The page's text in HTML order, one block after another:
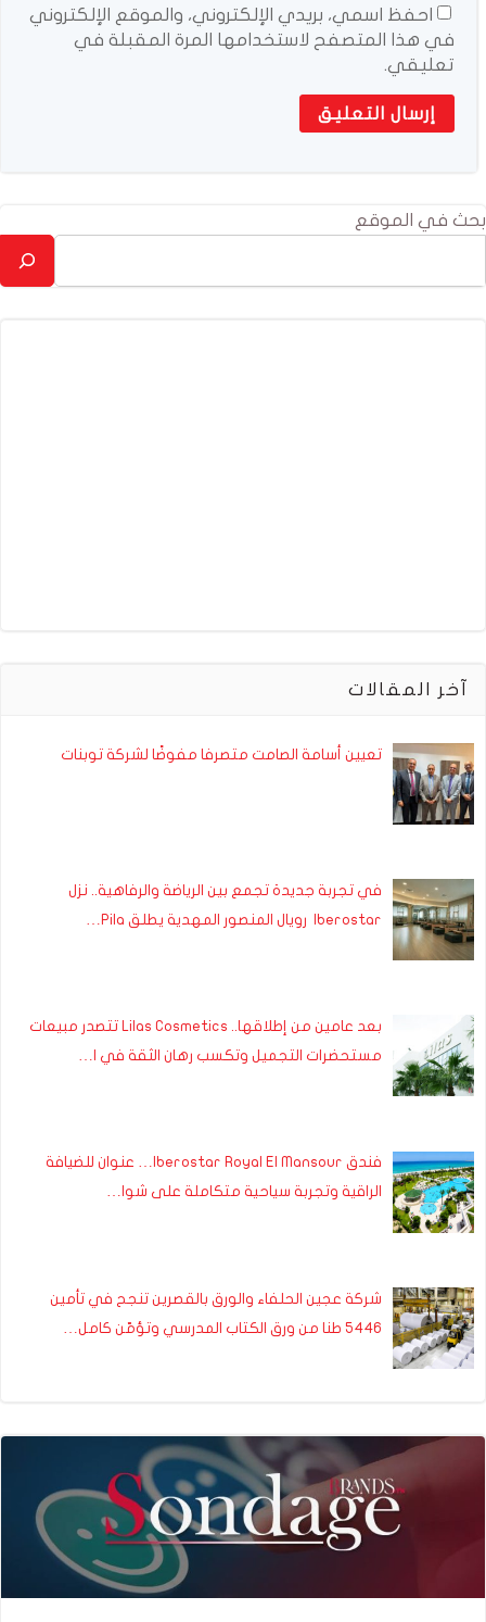
احفظ اسمي، بريدي الإلكتروني، والموقع الإلكتروني
في هذا المتصفح لاستخدامها المرة المقبلة في
تعليقي.
بحث في الموقع
آخر المقالات
تعيين أسامة الصامت متصرفا مفوضًا لشركة توبنات
في تجربة جديدة تجمع بين الرياضة والرفاهية.. نزل
Iberostar رويال المنصور المهدية يطلق Pila…
بعد عامين من إطلاقها.. Lilas Cosmetics تتصدر مبيعات
مستحضرات التجميل وتكسب رهان الثقة في ا…
فندق Iberostar Royal El Mansour… عنوان للضيافة
الراقية وتجربة سياحية متكاملة على شوا…
شركة عجين الحلفاء والورق بالقصرين تنجح في تأمين
5446 طنا من ورق الكتاب المدرسي وتؤمّن كامل…